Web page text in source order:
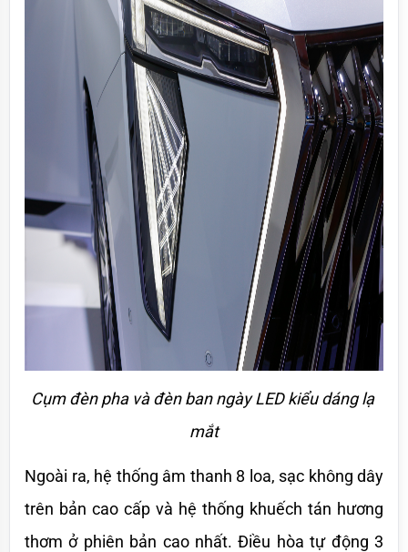
Cụm đèn pha và đèn ban ngày LED kiểu dáng lạ
mắt
Ngoài ra, hệ thống âm thanh 8 loa, sạc không dây
trên bản cao cấp và hệ thống khuếch tán hương
thơm ở phiên bản cao nhất. Điều hòa tự động 3